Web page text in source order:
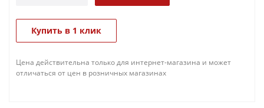
Купить в 1 клик
Цена действительна только для интернет-магазина и может
отличаться от цен в розничных магазинах